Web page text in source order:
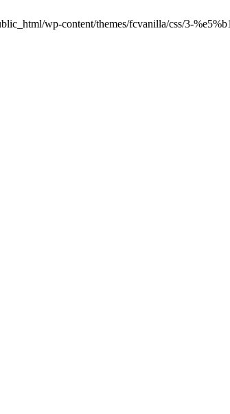
wp-content/themes/fcvanilla/css/3-